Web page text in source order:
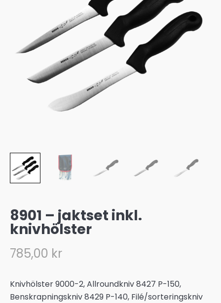
8901 – jaktset inkl.
knivhölster
785,00 kr
Knivhölster 9000-2, Allroundkniv 8427 P-150,
Benskrapningskniv 8429 P-140, Filé/sorteringskniv